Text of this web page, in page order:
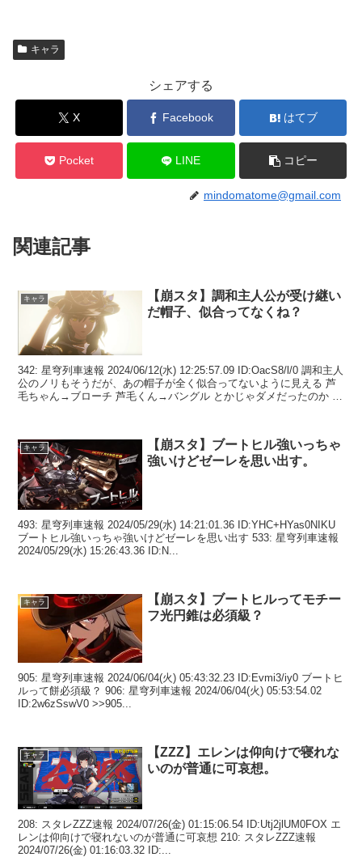
キャラ
シェアする
X Facebook はてブ
Pocket LINE コピー
mindomatome@gmail.com
関連記事
キャラ
【崩スタ】調和主人公が受け継い
だ帽子、似合ってなくね？
342: 星穹列車速報 2024/06/12(水) 12:25:57.09 ID:OacS8/l/0 調和主人
公のノリもそうだが、あの帽子が全く似合ってないように見える 芦
毛ちゃん→ブローチ 芦毛くん→バングル とかじゃダメだったのか つ
キャラ
【崩スタ】ブートヒル強いっちゃ
強いけどゼーレを思い出す。
493: 星穹列車速報 2024/05/29(水) 14:21:01.36 ID:YHC+HYas0NIKU
ブートヒル強いっちゃ強いけどゼーレを思い出す 533: 星穹列車速報
2024/05/29(水) 15:26:43.36 ID:N...
キャラ
【崩スタ】ブートヒルってモチー
フ光円錐は必須級？
905: 星穹列車速報 2024/06/04(火) 05:43:32.23 ID:Evmi3/iy0 ブートヒ
ルって餅必須級？ 906: 星穹列車速報 2024/06/04(火) 05:53:54.02
ID:2w6zSswV0 >>905...
キャラ
【ZZZ】エレンは仰向けで寝れな
いのが普通に可哀想。
208: スタレZZZ速報 2024/07/26(金) 01:15:06.54 ID:Utj2jlUM0FOX エ
レンは仰向けで寝れないのが普通に可哀想 210: スタレZZZ速報
2024/07/26(金) 01:16:03.32 ID:...